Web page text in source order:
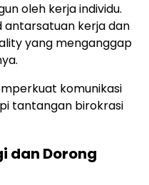
oleh kerja individu.
antarsatuan kerja dan
yang menganggap
komunikasi
tantangan birokrasi
dan Dorong